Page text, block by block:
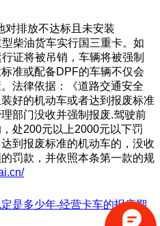
对排放不达标且未安装
柴油货车实行国三重卡。如
证将被吊销，车辆将被强制
准或配备DPF的车辆不仅会
法律依据：《道路交通安全
好的机动车或者达到报废标准
部门没收并强制报废.驾驶前
处200元以上2000元以下罚
到报废标准的机动车的，没收
罚款，并依照本条第一款的规
是多少年-经营卡车的报废期